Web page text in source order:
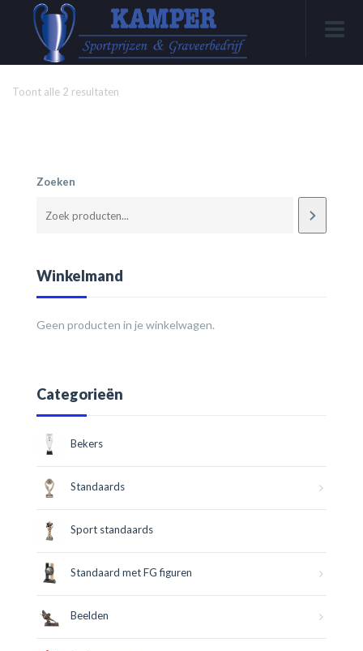
Toont alle 2 resultaten
Zoeken
Winkelmand
Geen producten in je winkelwagen.
Categorieën
Bekers
Standaards
Sport standaards
Standaard met FG figuren
Beelden